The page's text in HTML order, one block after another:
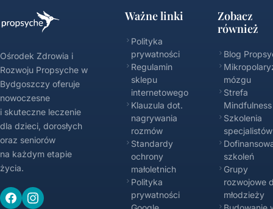
Ośrodek Zdrowia i
Rozwoju Propsyche w
Bydgoszczy oferuje
nowoczesne
i skuteczne leczenie
dla dzieci, dorosłych
oraz seniorów
na każdym etapie
życia.
Ważne linki
Polityka
prywatności
Regulamin
sklepu
internetowego
Klauzula dot.
nagrywania
rozmów
Standardy
ochrony
małoletnich
Polityka
prywatności
Zobacz
również
Blog
mózgu
Strefa
Mindfulness
Szkolenia
specjalistów
szkoleń
Grupy
rozwojowe
młodzieży